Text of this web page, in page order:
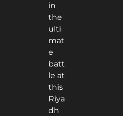
in
the
ulti
mat
e
batt
le at
this
Riya
dh